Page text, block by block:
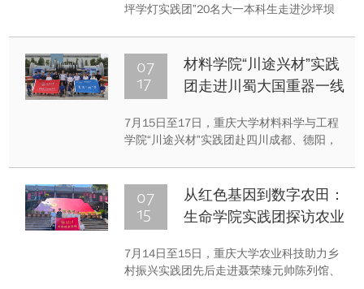
坪学灯实践团”20名大一本科生走进沙坪坝
07
17
材料学院“川途兴材”实践
团走进川蜀大国重器一线
7月15日至17日，重庆大学材料科学与工程
学院“川途兴材”实践团赴四川成都、德阳，
企业参访、座谈交流、产业调研系列实践活
动，在大国重器一线感悟专业价值。
07
15
从红色基因到数字农田：
生命学院实践团探访农业
7月14日至15日，重庆大学农业科技助力乡
村振兴实践团先后走进聂荣臻元帅陈列馆、